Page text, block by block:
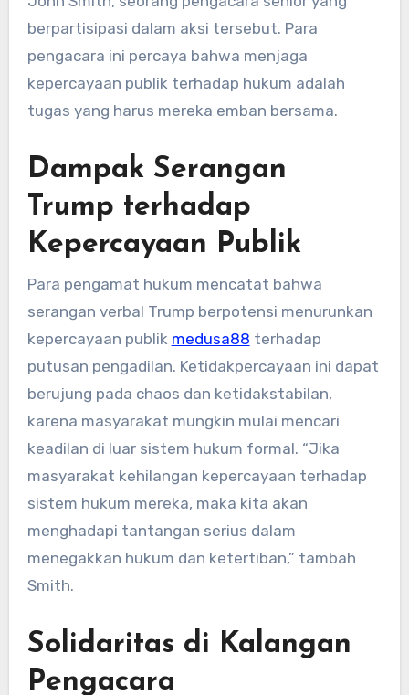
berpartisipasi dalam aksi tersebut. Para
pengacara ini percaya bahwa menjaga
kepercayaan publik terhadap hukum adalah
tugas yang harus mereka emban bersama.
Dampak Serangan
Trump terhadap
Kepercayaan Publik
Para pengamat hukum mencatat bahwa
serangan verbal Trump berpotensi menurunkan
kepercayaan publik medusa88 terhadap
putusan pengadilan. Ketidakpercayaan ini dapat
berujung pada chaos dan ketidakstabilan,
karena masyarakat mungkin mulai mencari
keadilan di luar sistem hukum formal. “Jika
masyarakat kehilangan kepercayaan terhadap
sistem hukum mereka, maka kita akan
menghadapi tantangan serius dalam
menegakkan hukum dan ketertiban,” tambah
Smith.
Solidaritas di Kalangan
Pengacara